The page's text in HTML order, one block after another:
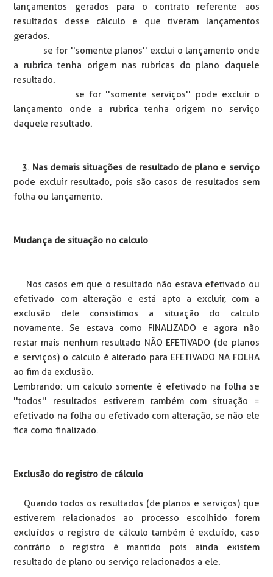
lançamentos gerados para o contrato referente aos
resultados desse cálculo e que tiveram lançamentos
gerados.
se for ''somente planos'' exclui o lançamento onde
a rubrica tenha origem nas rubricas do plano daquele
resultado.
se for ''somente serviços'' pode excluir o
lançamento onde a rubrica tenha origem no serviço
daquele resultado.
3. Nas demais situações de resultado de plano e serviço
pode excluir resultado, pois são casos de resultados sem
folha ou lançamento.
Mudança de situação no calculo
Nos casos em que o resultado não estava efetivado ou
efetivado com alteração e está apto a excluir, com a
exclusão dele consistimos a situação do calculo
novamente. Se estava como FINALIZADO e agora não
restar mais nenhum resultado NÃO EFETIVADO (de planos
e serviços) o calculo é alterado para EFETIVADO NA FOLHA
ao fim da exclusão.
Lembrando: um calculo somente é efetivado na folha se
''todos'' resultados estiverem também com situação =
efetivado na folha ou efetivado com alteração, se não ele
fica como finalizado.
Exclusão do registro de cálculo
Quando todos os resultados (de planos e serviços) que
estiverem relacionados ao processo escolhido forem
excluídos o registro de cálculo também é excluído, caso
contrário o registro é mantido pois ainda existem
resultado de plano ou serviço relacionados a ele.